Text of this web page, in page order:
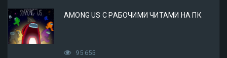
AMONG US С РАБОЧИМИ ЧИТАМИ НА ПК
95 655